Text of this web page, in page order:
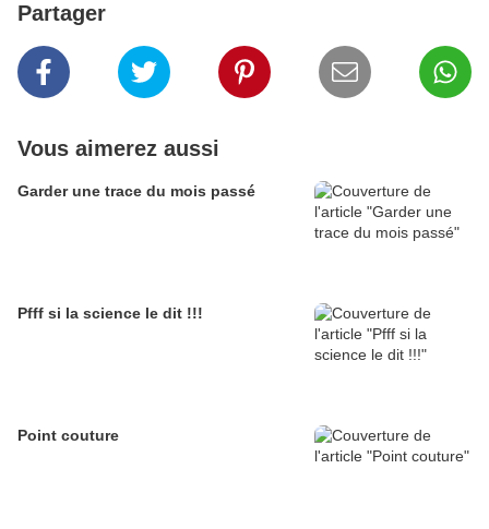
Partager
Vous aimerez aussi
Garder une trace du mois passé
Pfff si la science le dit !!!
Point couture